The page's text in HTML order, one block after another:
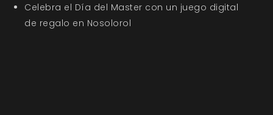
Celebra el Día del Master con un juego digital
de regalo en Nosolorol